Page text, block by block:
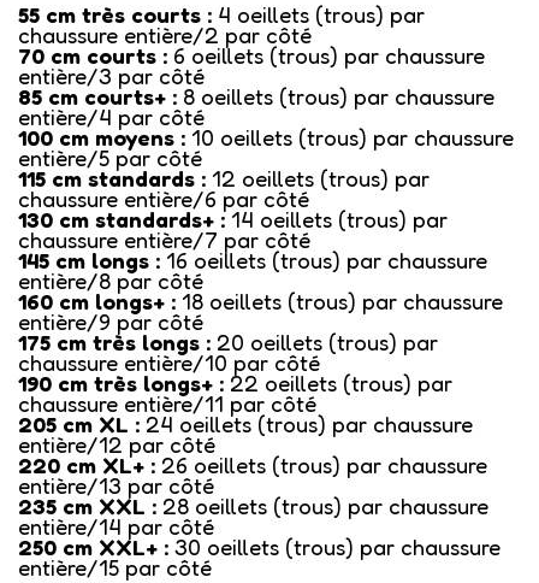
55 cm très courts : 4 oeillets (trous) par
chaussure entière/2 par côté
70 cm courts : 6 oeillets (trous) par chaussure
entière/3 par côté
85 cm courts+ : 8 oeillets (trous) par chaussure
entière/4 par côté
100 cm moyens : 10 oeillets (trous) par chaussure
entière/5 par côté
115 cm standards : 12 oeillets (trous) par
chaussure entière/6 par côté
130 cm standards+ :14 oeillets (trous) par
chaussure entière/7 par côté
145 cm longs : 16 oeillets (trous) par chaussure
entière/8 par côté
160 cm longs+ : 18 oeillets (trous) par chaussure
entière/9 par côté
175 cm très longs : 20 oeillets (trous) par
chaussure entière/10 par côté
190 cm très longs+ : 22 oeillets (trous) par
chaussure entière/11 par côté
205 cm XL : 24 oeillets (trous) par chaussure
entière/12 par côté
220 cm XL+ : 26 oeillets (trous) par chaussure
entière/13 par côté
235 cm XXL : 28 oeillets (trous) par chaussure
entière/14 par côté
250 cm XXL+ : 30 oeillets (trous) par chaussure
entière/15 par côté